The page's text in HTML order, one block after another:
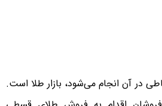
در آن انجام می‌شود، بازار طلا است.